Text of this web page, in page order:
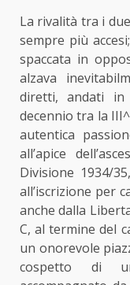
La rivalità tra i
sempre più
spaccata in
alzava
diretti, andati
decennio tra la
autentica
all’apice
Divisione 1934/
all’iscrizione per
anche dalla
C, al termine del
un onorevole
cospetto di